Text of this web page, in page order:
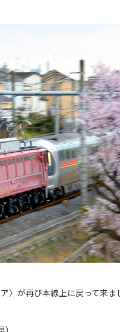
〉が再び本線上に戻って来ま